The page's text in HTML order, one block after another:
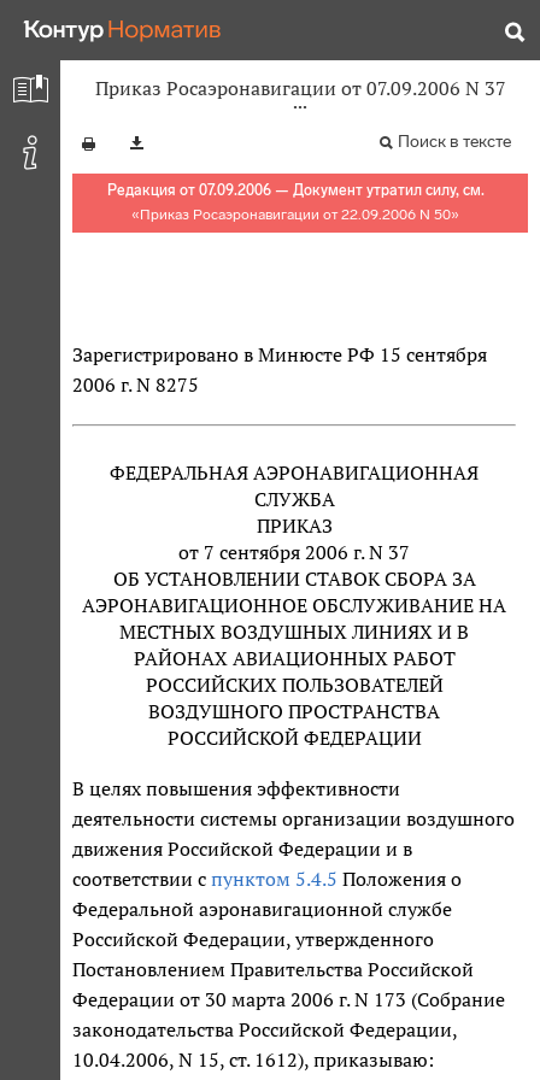
Приказ Росаэронавигации от 07.09.2006 N 37
Поиск в тексте
Редакция от 07.09.2006 — Документ утратил силу, см.
«Приказ Росаэронавигации от 22.09.2006 N 50»
Зарегистрировано в Минюсте РФ 15 сентября
2006 г. N 8275
ФЕДЕРАЛЬНАЯ АЭРОНАВИГАЦИОННАЯ
СЛУЖБА
ПРИКАЗ
от 7 сентября 2006 г. N 37
ОБ УСТАНОВЛЕНИИ СТАВОК СБОРА ЗА
АЭРОНАВИГАЦИОННОЕ ОБСЛУЖИВАНИЕ НА
МЕСТНЫХ ВОЗДУШНЫХ ЛИНИЯХ И В
РАЙОНАХ АВИАЦИОННЫХ РАБОТ
РОССИЙСКИХ ПОЛЬЗОВАТЕЛЕЙ
ВОЗДУШНОГО ПРОСТРАНСТВА
РОССИЙСКОЙ ФЕДЕРАЦИИ
В целях повышения эффективности
деятельности системы организации воздушного
движения Российской Федерации и в
соответствии с пунктом 5.4.5 Положения о
Федеральной аэронавигационной службе
Российской Федерации, утвержденного
Постановлением Правительства Российской
Федерации от 30 марта 2006 г. N 173 (Собрание
законодательства Российской Федерации,
10.04.2006, N 15, ст. 1612), приказываю: